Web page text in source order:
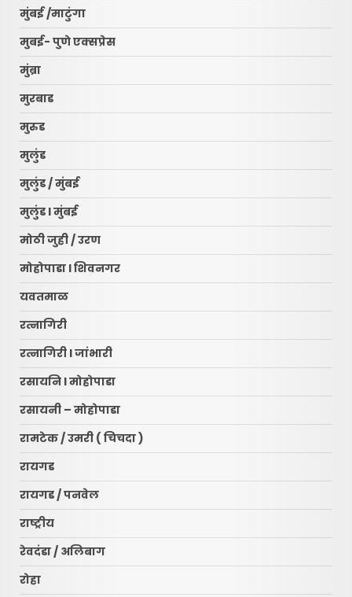
मुंबई /माटुंगा
मुबई- पुणे एक्सप्रेस
मुंब्रा
मुरबाड
मुरुड
मुलुंड
मुलुंड / मुंबई
मुलुंड l मुंबई
मोठी जुही / उरण
मोहोपाडा l शिवनगर
यवतमाळ
रत्नागिरी
रत्नागिरी l जांभारी
रसायनि l मोहोपाडा
रसायनी – मोहोपाडा
रामटेक / उमरी ( चिचदा )
रायगड
रायगड / पनवेल
राष्ट्रीय
रेवदंडा / अलिबाग
रोहा